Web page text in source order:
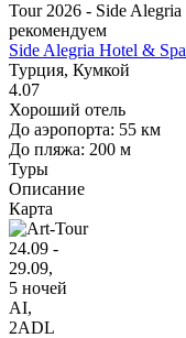
рекомендуем
Side Alegria Hotel & Spa
Турция, Кумкой
4.07
Хороший отель
До аэропорта: 55 км
До пляжа: 200 м
Туры
Описание
Карта
24.09 -
29.09,
5 ночей
AI,
2ADL